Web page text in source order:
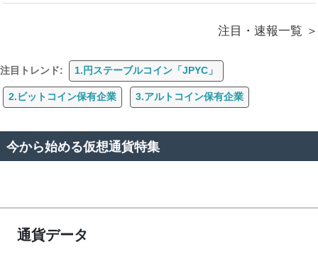
注目・速報一覧
注目トレンド: 1.円ステーブルコイン「JPYC」
2.ビットコイン保有企業 3.アルトコイン保有企業
今から始める仮想通貨特集
通貨データ